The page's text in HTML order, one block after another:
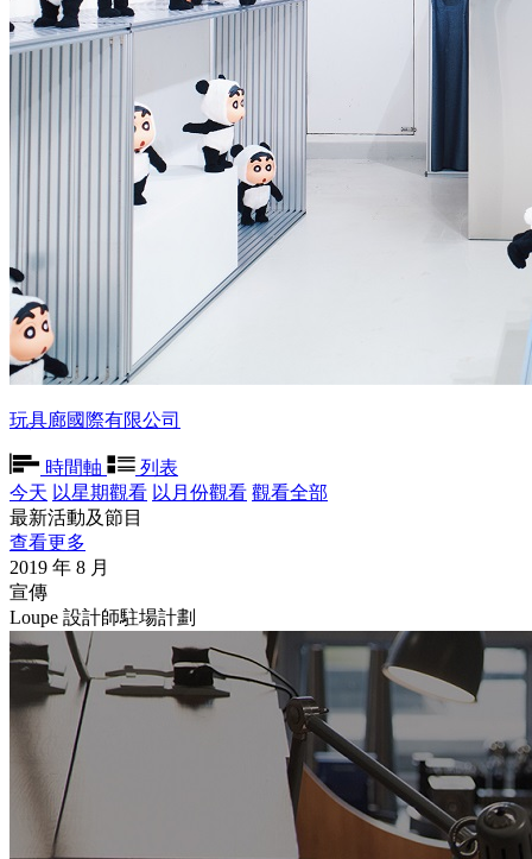
玩具廊國際有限公司
時間軸
列表
今天 以星期觀看 以月份觀看 觀看全部
最新活動及節目
查看更多
2019 年 8 月
宣傳
Loupe 設計師駐場計劃